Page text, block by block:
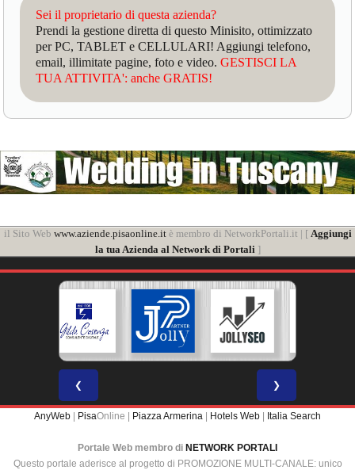
Sei il proprietario di questa azienda?
Prendi la gestione diretta di questo Minisito, ottimizzato
per PC, TABLET e CELLULARI! Aggiungi telefono,
email, illimitate pagine, foto e video.GESTISCI LA
TUA ATTIVITA': anche GRATIS!
il Sito Web www.aziende.pisaonline.itè membro di NetworkPortali.it | [ Aggiungi
la tua Azienda al Network di Portali]
❮ ❯
AnyWeb PisaOnline | Piazza Armerina Hotels Web Italia Search
Portale Web membro di NETWORK PORTALI
Questo portale aderisce al progetto di PROMOZIONE MULTI-CANALE: unico